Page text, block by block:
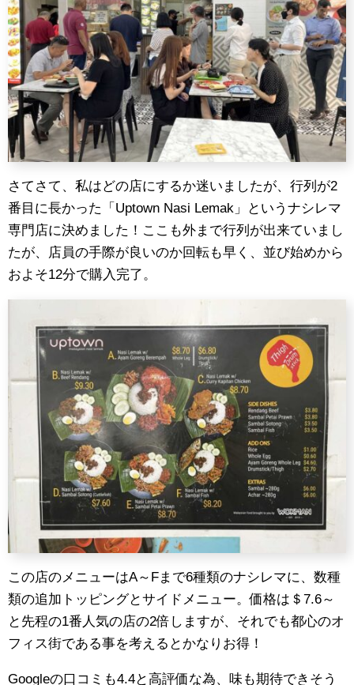
さてさて、私はどの店にするか迷いましたが、行列が2
番目に長かった「Uptown Nasi Lemak」というナシレマ
専門店に決めました！ここも外まで行列が出来ていまし
たが、店員の手際が良いのか回転も早く、並び始めから
およそ12分で購入完了。
この店のメニューはA～Fまで6種類のナシレマに、数種
類の追加トッピングとサイドメニュー。価格は＄7.6～
と先程の1番人気の店の2倍しますが、それでも都心のオ
フィス街である事を考えるとかなりお得！
Googleの口コミも4.4と高評価な為、味も期待できそう